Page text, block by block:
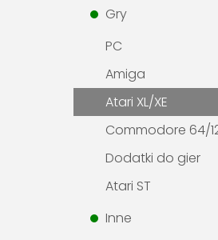
Gry
PC
Amiga
Atari XL/XE
Commodore 64/
Dodatki do gier
Atari ST
Inne